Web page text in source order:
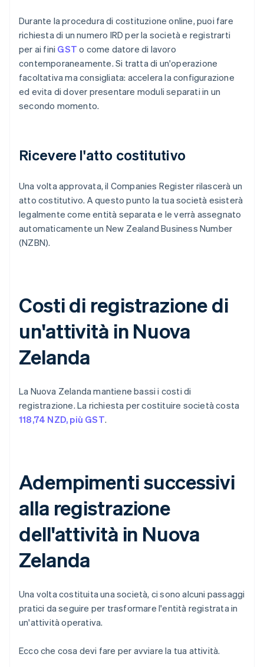
Durante la procedura di costituzione online, puoi fare
richiesta di un numero IRD per la società e registrarti
per ai fini GST o come datore di lavoro
contemporaneamente. Si tratta di un'operazione
facoltativa ma consigliata: accelera la configurazione
ed evita di dover presentare moduli separati in un
secondo momento.
Ricevere l'atto costitutivo
Una volta approvata, il Companies Register rilascerà un
atto costitutivo. A questo punto la tua società esisterà
legalmente come entità separata e le verrà assegnato
automaticamente un New Zealand Business Number
(NZBN).
Costi di registrazione di
un'attività in Nuova
Zelanda
La Nuova Zelanda mantiene bassi i costi di
registrazione. La richiesta per costituire società costa
118,74 NZD, più GST.
Adempimenti successivi
alla registrazione
dell'attività in Nuova
Zelanda
Una volta costituita una società, ci sono alcuni passaggi
pratici da seguire per trasformare l'entità registrata in
un'attività operativa.
Ecco che cosa devi fare per avviare la tua attività.